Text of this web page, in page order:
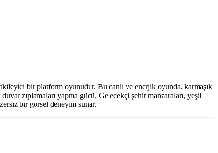
bir platform oyunudur. Bu canlı ve enerjik oyunda, karmaşık
zıplamaları yapma gücü. Gelecekçi şehir manzaraları, yeşil
bir görsel deneyim sunar.